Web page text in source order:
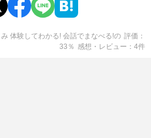
体験してわかる! 会話でまなべる!の 評価
33 ％ 感想・レビュー 4件